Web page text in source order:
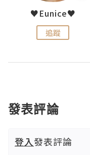
♥Eunice♥
追蹤
發表評論
登入發表評論